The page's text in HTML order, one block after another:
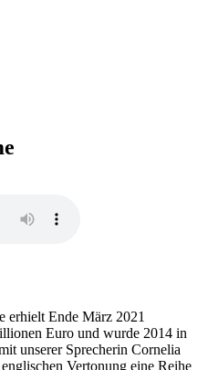
erhielt Ende März 2021
Euro und wurde 2014 in
unserer Sprecherin Cornelia
Vertonung eine Reihe